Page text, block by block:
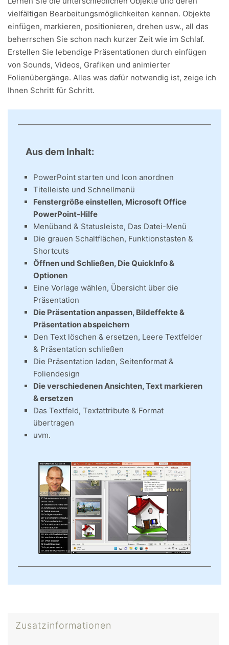
vielfältigen Bearbeitungsmöglichkeiten kennen. Objekte
einfügen, markieren, positionieren, drehen usw., all das
beherrschen Sie schon nach kurzer Zeit wie im Schlaf.
Erstellen Sie lebendige Präsentationen durch einfügen
von Sounds, Videos, Grafiken und animierter
Folienübergänge. Alles was dafür notwendig ist, zeige ich
Ihnen Schritt für Schritt.
Aus dem Inhalt:
PowerPoint starten und Icon anordnen
Titelleiste und Schnellmenü
Fenstergröße einstellen, Microsoft Office
PowerPoint-Hilfe
Menüband & Statusleiste, Das Datei-Menü
Die grauen Schaltflächen, Funktionstasten &
Shortcuts
Öffnen und Schließen, Die QuickInfo &
Optionen
Eine Vorlage wählen, Übersicht über die
Präsentation
Die Präsentation anpassen, Bildeffekte &
Präsentation abspeichern
Den Text löschen & ersetzen, Leere Textfelder
& Präsentation schließen
Die Präsentation laden, Seitenformat &
Foliendesign
Die verschiedenen Ansichten, Text markieren
& ersetzen
Das Textfeld, Textattribute & Format
übertragen
uvm.
Zusatzinformationen